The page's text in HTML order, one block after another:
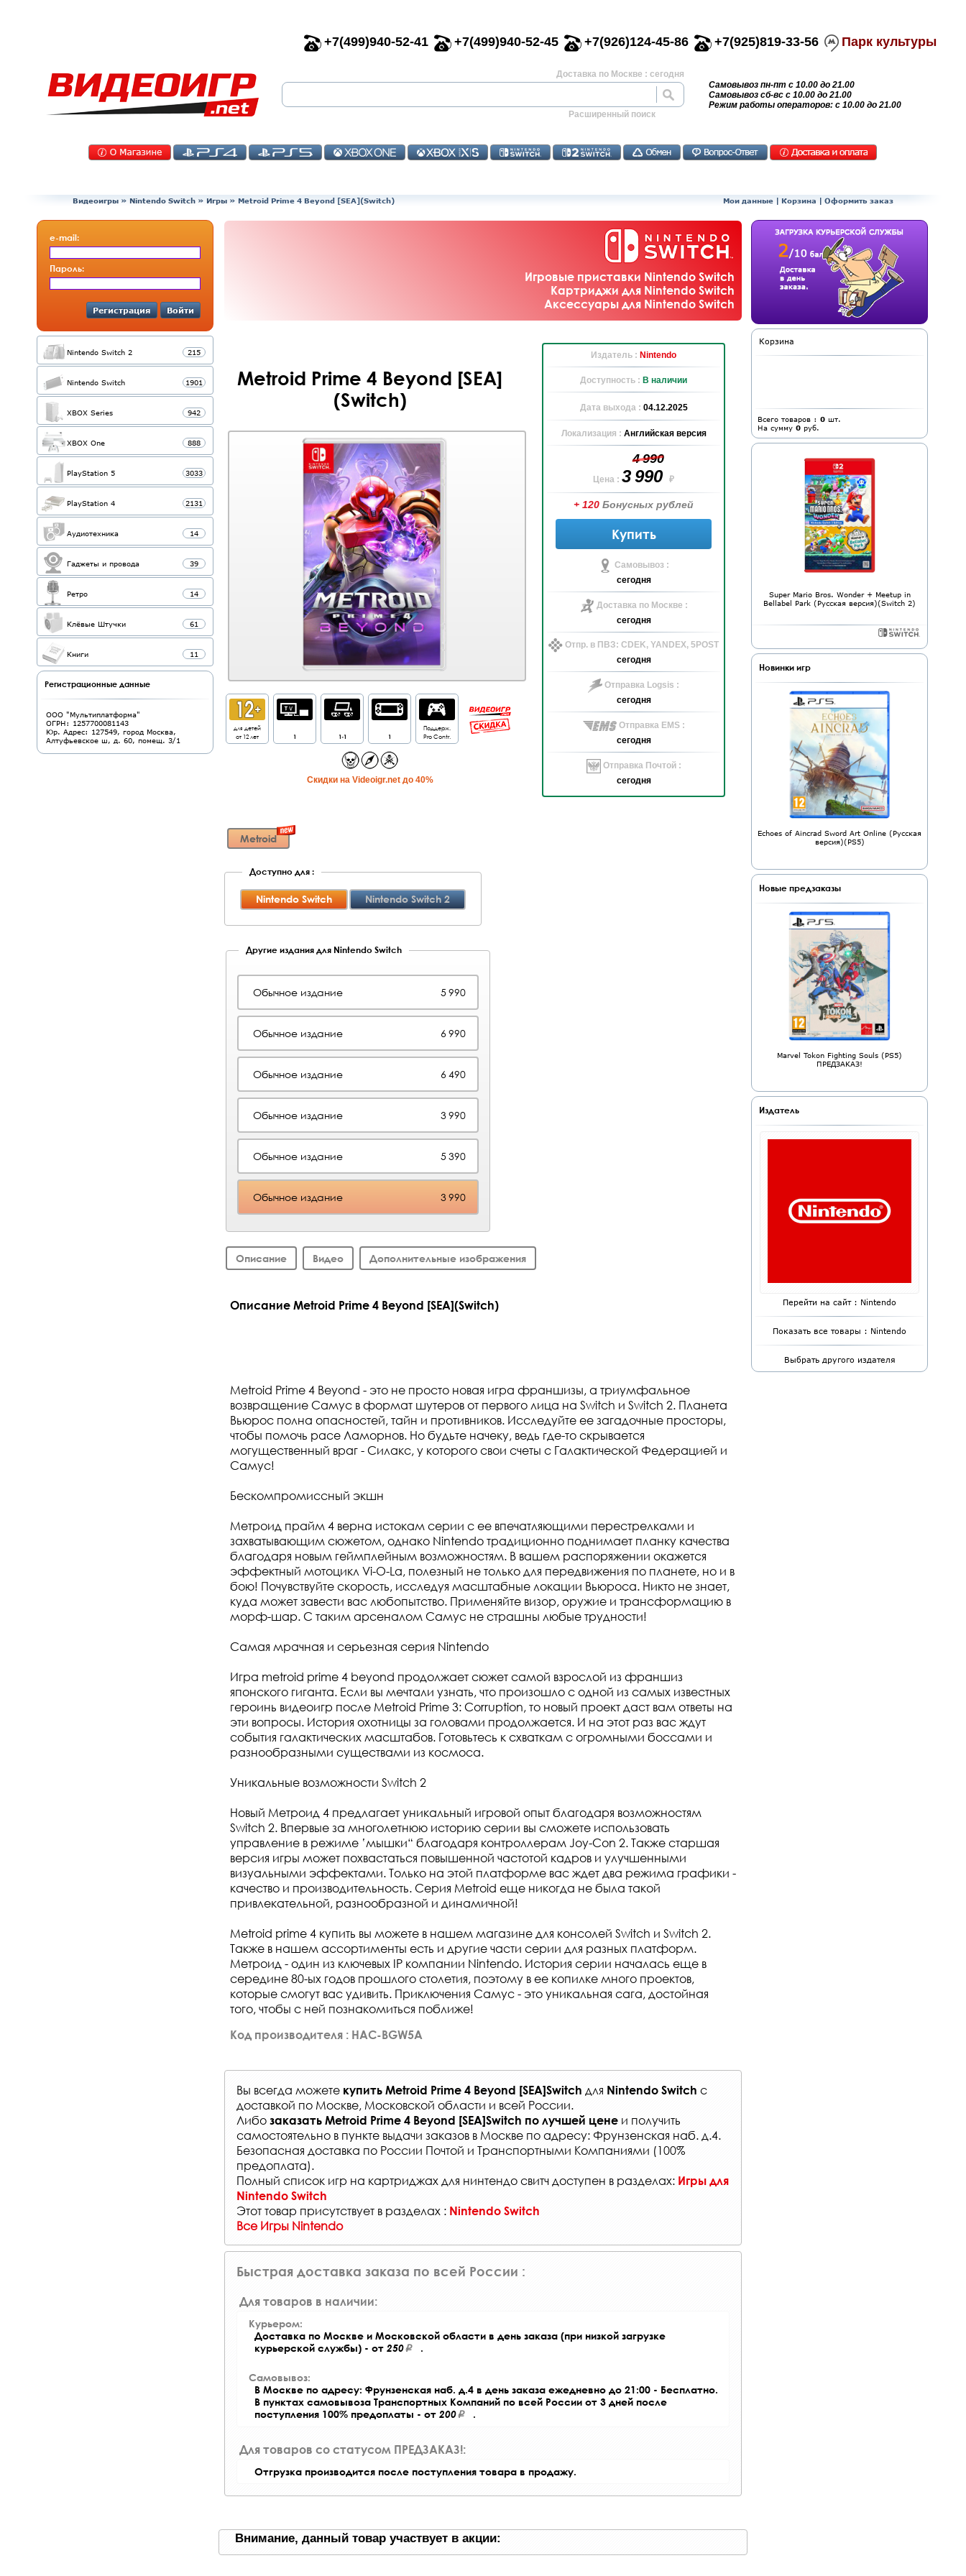
+7(499)940-52-41 +7(499)940-52-45 +7(926)124-45-86 +7(925)819-33-56 Парк культуры
Доставка по Москве : сегодня
Расширенный поиск
Самовывоз пн-пт с 10.00 до 21.00
Самовывоз сб-вс с 10.00 до 21.00
Режим работы операторов: с 10.00 до 21.00
Видеоигры » Nintendo Switch » Игры » Metroid Prime 4 Beyond [SEA](Switch) Мои данные | Корзина | Оформить заказ
e-mail:
Пароль:
Регистрация Войти
Nintendo Switch 2 215
Nintendo Switch 1901
XBOX Series 942
XBOX One 888
PlayStation 5 3033
PlayStation 4 2131
Аудиотехника 14
Гаджеты и провода 39
Ретро 14
Клёвые Штучки 61
Книги 11
Регистрационные данные
ООО "Мультиплатформа"
ОГРН: 1257700081143
Юр. Адрес: 127549, город Москва,
Алтуфьевское ш, д. 60, помещ. 3/1
Игровые приставки Nintendo Switch
Картриджи для Nintendo Switch
Аксессуары для Nintendo Switch
Metroid Prime 4 Beyond [SEA]
(Switch)
для детей
от 12 лет
1 1-1 1
Поддерж.
Pro Contr.
Cкидки на Videoigr.net до 40%
Издатель : Nintendo
Доступность : В наличии
Дата выхода : 04.12.2025
Локализация : Английская версия
4 990
Цена : 3 990 ₽
+ 120 Бонусных рублей
Купить
Самовывоз :
сегодня
Доставка по Москве :
сегодня
Отпр. в ПВЗ: CDEK, YANDEX, 5POST
сегодня
Отправка Logsis :
сегодня
Отправка EMS :
сегодня
Отправка Почтой :
сегодня
Metroid
Доступно для :
Nintendo Switch Nintendo Switch 2
Другие издания для Nintendo Switch
Обычное издание 5 990
Обычное издание 6 990
Обычное издание 6 490
Обычное издание 3 990
Обычное издание 5 390
Обычное издание 3 990
Описание Видео Дополнительные изображения
Описание Metroid Prime 4 Beyond [SEA](Switch)
Metroid Prime 4 Beyond - это не просто новая игра франшизы, а триумфальное
возвращение Самус в формат шутеров от первого лица на Switch и Switch 2. Планета
Вьюрос полна опасностей, тайн и противников. Исследуйте ее загадочные просторы,
чтобы помочь расе Ламорнов. Но будьте начеку, ведь где-то скрывается
могущественный враг - Силакс, у которого свои счеты с Галактической Федерацией и
Самус!
Бескомпромиссный экшн
Метроид прайм 4 верна истокам серии с ее впечатляющими перестрелками и
захватывающим сюжетом, однако Nintendo традиционно поднимает планку качества
благодаря новым геймплейным возможностям. В вашем распоряжении окажется
эффектный мотоцикл Vi-O-La, полезный не только для передвижения по планете, но и в
бою! Почувствуйте скорость, исследуя масштабные локации Вьюроса. Никто не знает,
куда может завести вас любопытство. Применяйте визор, оружие и трансформацию в
морф-шар. С таким арсеналом Самус не страшны любые трудности!
Самая мрачная и серьезная серия Nintendo
Игра metroid prime 4 beyond продолжает сюжет самой взрослой из франшиз
японского гиганта. Если вы мечтали узнать, что произошло с одной из самых известных
героинь видеоигр после Metroid Prime 3: Corruption, то новый проект даст вам ответы на
эти вопросы. История охотницы за головами продолжается. И на этот раз вас ждут
события галактических масштабов. Готовьтесь к схваткам с огромными боссами и
разнообразными существами из космоса.
Уникальные возможности Switch 2
Новый Метроид 4 предлагает уникальный игровой опыт благодаря возможностям
Switch 2. Впервые за многолетнюю историю серии вы сможете использовать
управление в режиме ‛мышки“ благодаря контроллерам Joy-Con 2. Также старшая
версия игры может похвастаться повышенной частотой кадров и улучшенными
визуальными эффектами. Только на этой платформе вас ждет два режима графики -
качество и производительность. Серия Metroid еще никогда не была такой
привлекательной, разнообразной и динамичной!
Metroid prime 4 купить вы можете в нашем магазине для консолей Switch и Switch 2.
Также в нашем ассортименты есть и другие части серии для разных платформ.
Метроид - один из ключевых IP компании Nintendo. История серии началась еще в
середине 80-ых годов прошлого столетия, поэтому в ее копилке много проектов,
которые смогут вас удивить. Приключения Самус - это уникальная сага, достойная
того, чтобы с ней познакомиться поближе!
Код производителя : HAC-BGW5A
Вы всегда можете купить Metroid Prime 4 Beyond [SEA]Switch для Nintendo Switch с
доставкой по Москве, Московской области и всей России.
Либо заказать Metroid Prime 4 Beyond [SEA]Switch по лучшей цене и получить
самостоятельно в пункте выдачи заказов в Москве по адресу: Фрунзенская наб. д.4.
Безопасная доставка по России Почтой и Транспортными Компаниями (100%
предоплата).
Полный список игр на картриджах для нинтендо свитч доступен в разделах: Игры для
Nintendo Switch
Этот товар присутствует в разделах : Nintendo Switch
Все Игры Nintendo
Быстрая доставка заказа по всей России :
Для товаров в наличии:
Курьером:
Доставка по Москве и Московской области в день заказа (при низкой загрузке
курьерской службы) - от 250 .
Самовывоз:
В Москве по адресу: Фрунзенская наб. д.4 в день заказа ежедневно до 21:00 - Бесплатно.
В пунктах самовывоза Транспортных Компаний по всей России от 3 дней после
поступления 100% предоплаты - от 200 .
Для товаров со статусом ПРЕДЗАКАЗ!:
Отгрузка производится после поступления товара в продажу.
Внимание, данный товар участвует в акции:
Корзина
Всего товаров : 0 шт.
На сумму 0 руб.
Super Mario Bros. Wonder + Meetup in
Bellabel Park (Русская версия)(Switch 2)
Новинки игр
Echoes of Aincrad Sword Art Online (Русская
версия)(PS5)
Новые предзаказы
Marvel Tokon Fighting Souls (PS5)
ПРЕДЗАКАЗ!
Издатель
Перейти на сайт : Nintendo
Показать все товары : Nintendo
Выбрать другого издателя